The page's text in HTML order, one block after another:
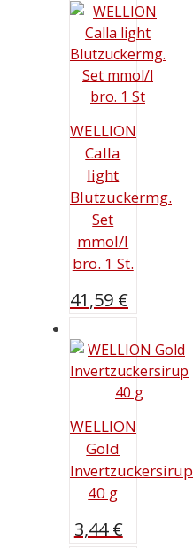
WELLION
Calla
light
Blutzuckermg.
Set
mmol/l
bro. 1 St.
41,59 €
WELLION
Gold
Invertzuckersirup
40 g
3,44€